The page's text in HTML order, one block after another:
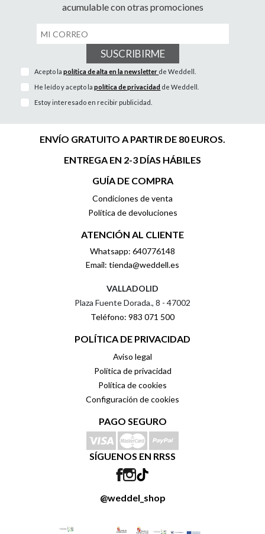
acumulable con otras promociones
SUSCRIBIRME
Acepto lapolítica de alta en la newsletter de Weddell.
He leído y acepto lapolítica de privacidad de Weddell.
Estoy interesado en recibir publicidad.
ENVÍO GRATUITO A PARTIR DE 80 EUROS.
ENTREGA EN 2-3 DÍAS HÁBILES
GUÍA DE COMPRA
Condiciones de venta
Política de devoluciones
ATENCIÓN AL CLIENTE
Whatsapp: 640776148
Email: tienda@weddell.es
VALLADOLID
Plaza Fuente Dorada., 8 - 47002
Teléfono: 983 071 500
POLÍTICA DE PRIVACIDAD
Aviso legal
Política de privacidad
Política de cookies
Configuración de cookies
PAGO SEGURO
SÍGUENOS EN RRSS
@weddel_shop